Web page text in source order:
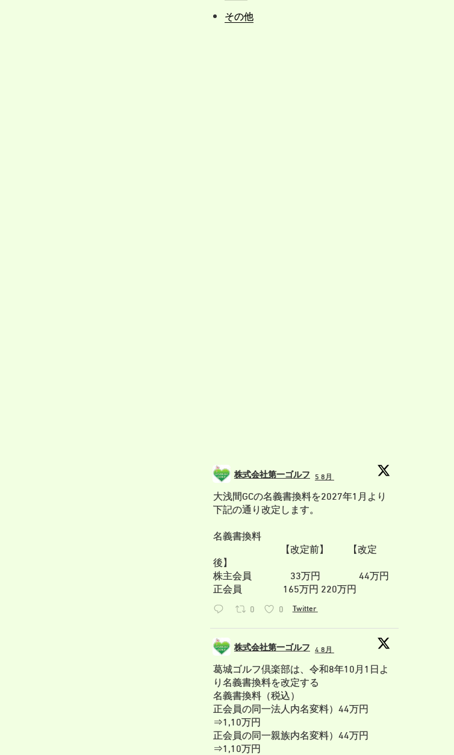
その他
株式会社第一ゴルフ 5 8月
大浅間GCの名義書換料を2027年1月より
下記の通り改定します。
名義書換料
【改定前】 【改定
後】
株主会員 33万円 44万円
正会員 165万円 220万円
0 0 Twitter
株式会社第一ゴルフ 4 8月
葛城ゴルフ倶楽部は、令和8年10月1日よ
り名義書換料を改定する
名義書換料（税込）
正会員の同一法人内名変料）44万円
⇒1,10万円
正会員の同一親族内名変料）44万円
⇒1,10万円